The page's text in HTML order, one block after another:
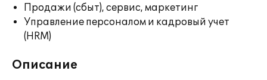
Продажи (сбыт), сервис, маркетинг
Управление персоналом и кадровый учет
(HRM)
Описание